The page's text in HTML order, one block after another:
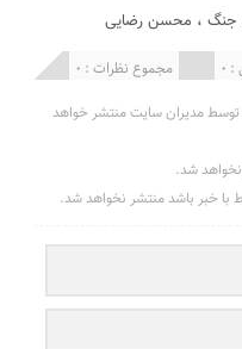
جنگ ، محسن رضایی
مجموع نظرات : 0 0
مدیران سایت منتشر خواهد
نخواهد شد.
با خبر باشد منتشر نخواهد شد.